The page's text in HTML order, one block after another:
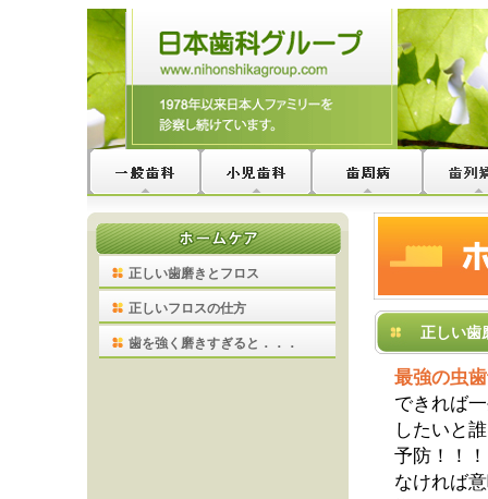
正しい歯磨きとフロス
正しいフロスの仕方
歯を強く磨きすぎると．．．
正しい歯
最強の虫
できれば
したいと
予防！！
なければ